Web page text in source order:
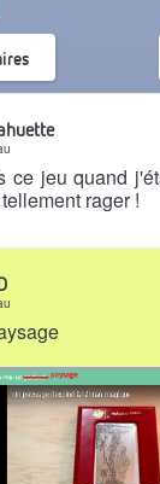
popularité
ce jeu quand
rager !